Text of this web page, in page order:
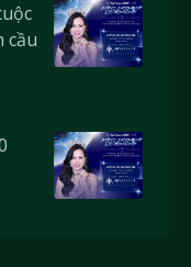
cầu